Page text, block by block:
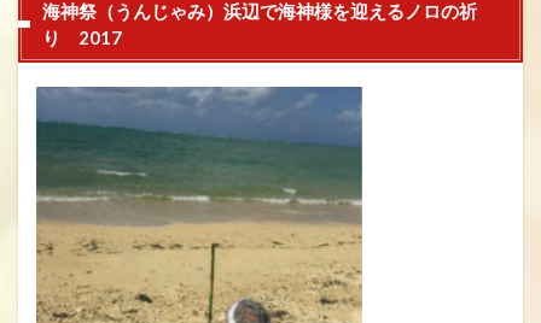
海神祭（うんじゃみ）浜辺で海神様を迎えるノロの祈
り 2017